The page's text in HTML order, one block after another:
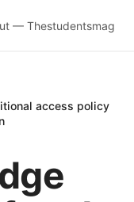
— Thestudentsmag
access policy